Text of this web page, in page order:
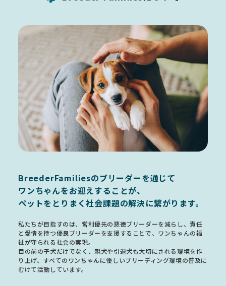
BreederFamiliesのブリーダーを通じて
ワンちゃんをお迎えすることが、
ペットをとりまく社会課題の解決に繋がります。
私たちが目指すのは、営利優先の悪徳ブリーダーを減らし、責任
と愛情を持つ優良ブリーダーを支援することで、ワンちゃんの福
祉が守られる社会の実現。
目の前の子犬だけでなく、親犬や引退犬も大切にされる環境を作
り上げ、すべてのワンちゃんに優しいブリーディング環境の普及に
むけて活動しています。